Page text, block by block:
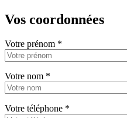
Vos coordonnées
Votre prénom *
Votre nom *
Votre téléphone *